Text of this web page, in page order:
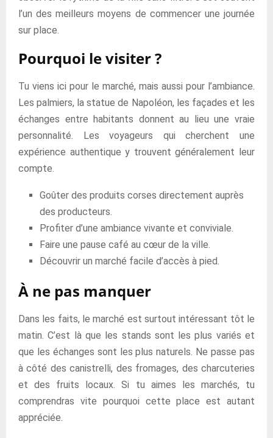
l’un des meilleurs moyens de commencer une journée
sur place.
Pourquoi le visiter ?
Tu viens ici pour le marché, mais aussi pour l’ambiance.
Les palmiers, la statue de Napoléon, les façades et les
échanges entre habitants donnent au lieu une vraie
personnalité. Les voyageurs qui cherchent une
expérience authentique y trouvent généralement leur
compte.
Goûter des produits corses directement auprès
des producteurs.
Profiter d’une ambiance vivante et conviviale.
Faire une pause café au cœur de la ville.
Découvrir un marché facile d’accès à pied.
À ne pas manquer
Dans les faits, le marché est surtout intéressant tôt le
matin. C’est là que les stands sont les plus variés et
que les échanges sont les plus naturels. Ne passe pas
à côté des canistrelli, des fromages, des charcuteries
et des fruits locaux. Si tu aimes les marchés, tu
comprendras vite pourquoi cette place est autant
appréciée.